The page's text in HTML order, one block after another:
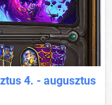
4. - augusztus